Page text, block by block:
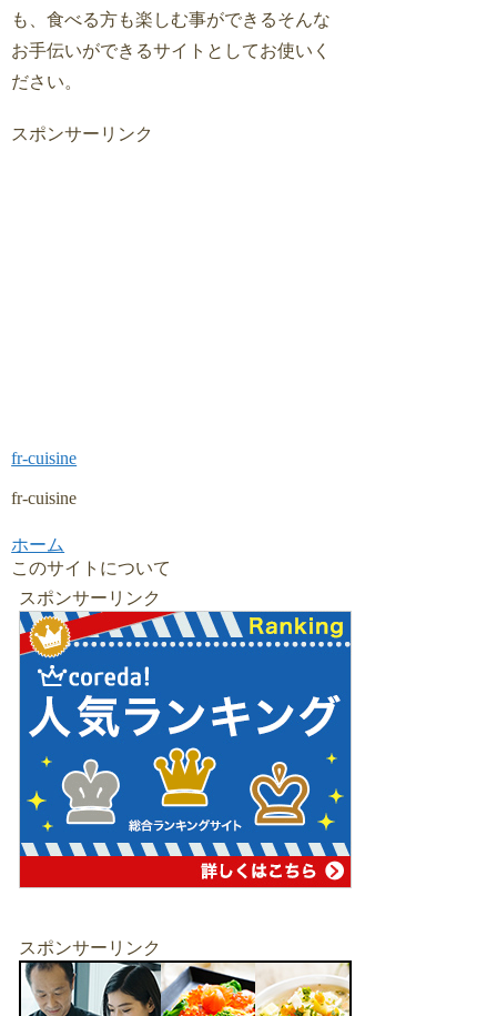
も、食べる方も楽しむ事ができるそんな
お手伝いができるサイトとしてお使いく
ださい。
スポンサーリンク
fr-cuisine
fr-cuisine
ホーム
このサイトについて
スポンサーリンク
スポンサーリンク